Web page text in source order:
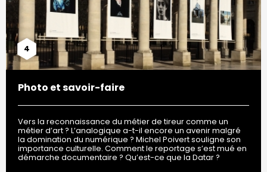
4
Photo et savoir-faire
Vers la reconnaissance du métier de tireur comme un
métier d’art ? L’analogique a-t-il encore un avenir malgré
la domination du numérique ? Michel Poivert souligne son
importance culturelle. Comment le reportage s’est mué en
démarche documentaire ? Qu’est-ce que la Datar ?